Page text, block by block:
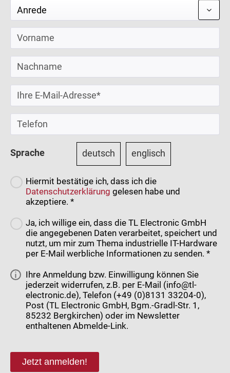
Sprache deutsch englisch
Hiermit bestätige ich, dass ich die
Datenschutzerklärung gelesen habe und
akzeptiere. *
Ja, ich willige ein, dass die TL Electronic GmbH
die angegebenen Daten verarbeitet, speichert und
nutzt, um mir zum Thema industrielle IT-Hardware
per E-Mail werbliche Informationen zu senden. *
Ihre Anmeldung bzw. Einwilligung können Sie
jederzeit widerrufen, z.B. per E-Mail (info@tl-
electronic.de), Telefon (+49 (0)8131 33204-0),
Post (TL Electronic GmbH, Bgm.-Gradl-Str. 1,
85232 Bergkirchen) oder im Newsletter
enthaltenen Abmelde-Link.
Jetzt anmelden!